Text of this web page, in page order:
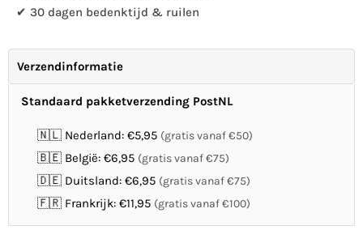
✔ 30 dagen bedenktijd & ruilen
Verzendinformatie
Standaard pakketverzending PostNL
🇳🇱 Nederland: €5,95 (gratis vanaf €50)
🇧🇪 België: €6,95 (gratis vanaf €75)
🇩🇪 Duitsland: €6,95 (gratis vanaf €75)
🇫🇷 Frankrijk: €11,95 (gratis vanaf €100)